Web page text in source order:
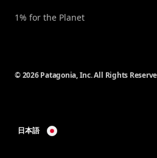
1% for the Planet
© 2026 Patagonia, Inc. All Rights
日本語